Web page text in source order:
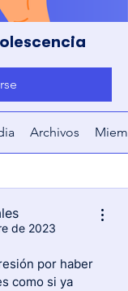
Archivos
de 2023
por haber
como si ya